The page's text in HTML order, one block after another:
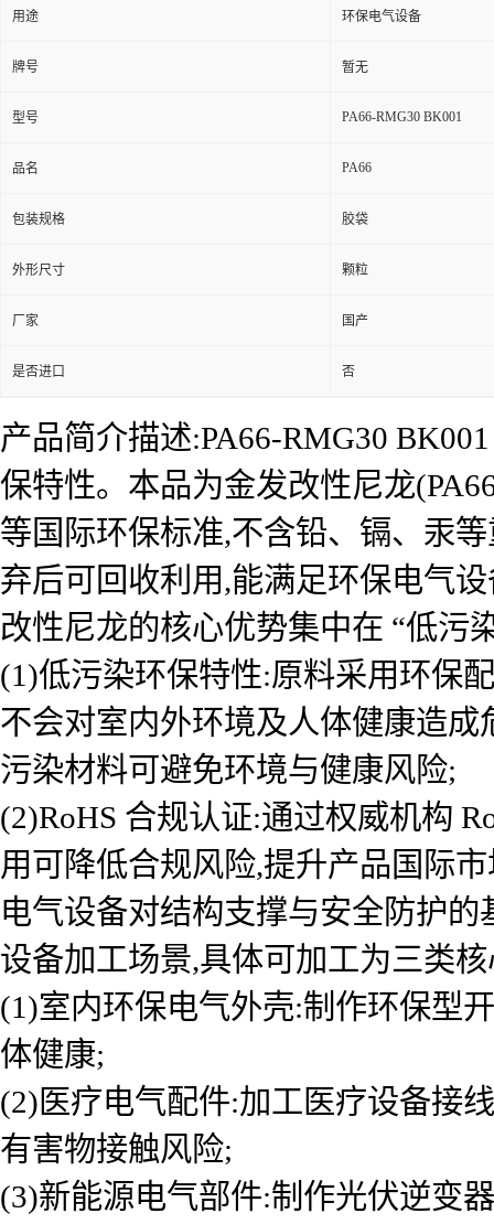
用途 环保电气设备
牌号 暂无
型号 PA66-RMG30 BK001
品名 PA66
包装规格 胶袋
外形尺寸 颗粒
厂家 国产
是否进口 否
产品简介描述:PA66-RMG30
保特性。本品为金发改性尼龙
等国际环保标准,不含铅、镉、汞
弃后可回收利用,能满足环保电气
改性尼龙的核心优势集中在 “低污
(1)低污染环保特性:原料采用环保
不会对室内外环境及人体健康造
污染材料可避免环境与健康风险;
(2)RoHS 合规认证:通过权威机构
用可降低合规风险,提升产品国际
电气设备对结构支撑与安全防护
设备加工场景,具体可加工为三类
(1)室内环保电气外壳:制作环保型
体健康;
(2)医疗电气配件:加工医疗设备接
有害物接触风险;
(3)新能源电气部件:制作光伏逆变